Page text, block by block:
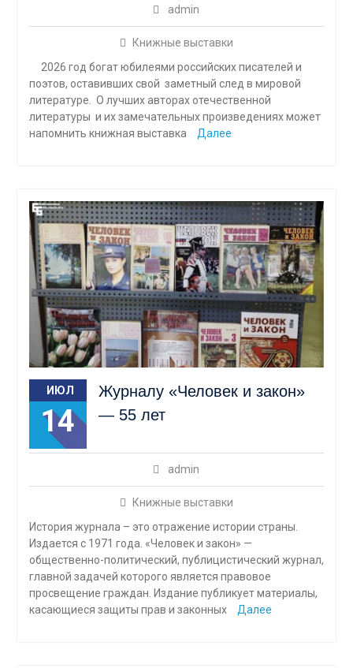
admin
Книжные выставки
2026 год богат юбилеями российских писателей и
поэтов, оставивших свой заметный след в мировой
литературе. О лучших авторах отечественной
литературы и их замечательных произведениях может
напомнить книжная выставка
Далее
ИЮЛ
14
Журналу «Человек и закон»
— 55 лет
admin
Книжные выставки
История журнала – это отражение истории страны.
Издается с 1971 года. «Человек и закон» —
общественно-политический, публицистический журнал,
главной задачей которого является правовое
просвещение граждан. Издание публикует материалы,
касающиеся защиты прав и законных
Далее